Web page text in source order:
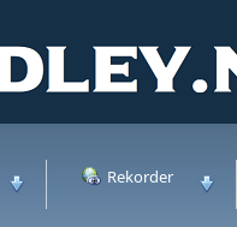
Rekorder